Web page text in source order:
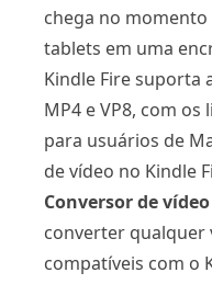
chega no
tablets em uma
Kindle Fire suporta
MP4 e VP8, com
para usuários de
de vídeo no Kindle
Conversor de
converter
compatíveis com o